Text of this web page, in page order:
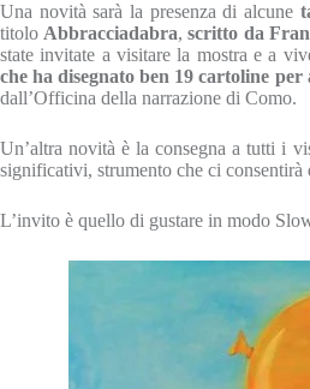
Una novità sarà la presenza di alcune
titolo Abbracciadabra, scritto da
state invitate a visitare la mostra e a
che ha disegnato ben 19 cartoline per
dall’Officina della narrazione di Como.
Un’altra novità è la consegna a tutti i
significativi, strumento che ci
L’invito è quello di gustare in modo